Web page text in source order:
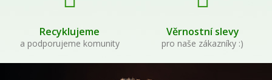
Recyklujeme
a podporujeme komunity
Věrnostní slevy
pro naše zákazníky :)